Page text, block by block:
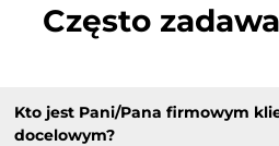
Często
Kto jest Pani/Pana firmowym
docelowym?